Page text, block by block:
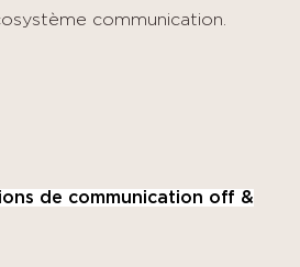
communication.
de communication off &